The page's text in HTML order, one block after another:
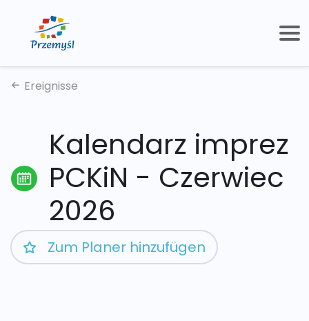
Ereignisse
Kalendarz imprez
PCKiN - Czerwiec
2026
Zum Planer hinzufügen